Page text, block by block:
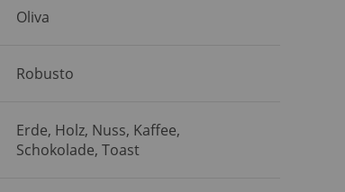
Oliva
Robusto
Erde, Holz, Nuss, Kaffee,
Schokolade, Toast